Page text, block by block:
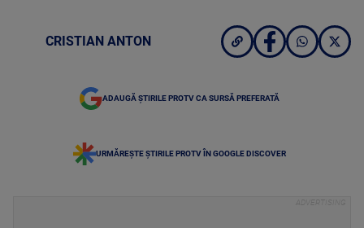
CRISTIAN ANTON
ADAUGĂ ȘTIRILE PROTV CA SURSĂ PREFERATĂ
URMĂREȘTE ȘTIRILE PROTV ÎN GOOGLE DISCOVER